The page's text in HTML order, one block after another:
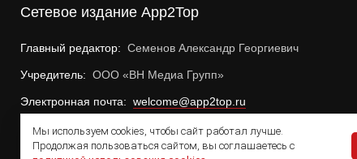
Сетевое издание App2Top
Главный редактор: Семенов Александр Георгиевич
Учредитель: ООО «ВН Медиа Групп»
Электронная почта: welcome@app2top.ru
Мы используем cookies, чтобы сайт работал лучше.
Продолжая пользоваться сайтом, вы соглашаетесь с